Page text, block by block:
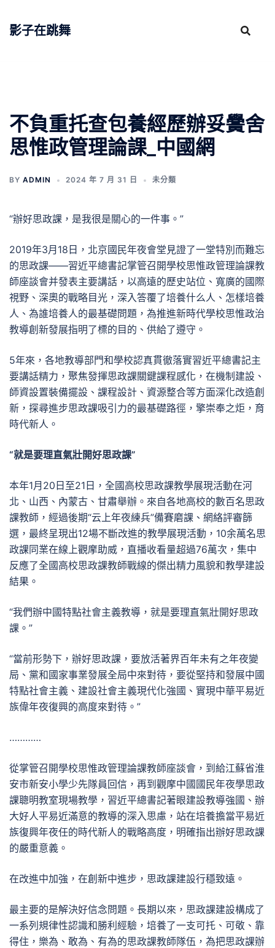
影子在跳舞
不負重托查包養經歷辦妥黌舍
思惟政管理論課_中國網
BY ADMIN 2024 年 7 月 31 日 未分類
“辦好思政課，是我很是關心的一件事。”
2019年3月18日，北京國民年夜會堂見證了一堂特別而難忘
的思政課——習近平總書記掌管召開學校思惟政管理論課教
師座談會并發表主要講話，以高遠的歷史站位、寬廣的國際
視野、深奧的戰略目光，深入答覆了培養什么人、怎樣培養
人、為誰培養人的最基礎問題，為推進新時代學校思惟政治
教導創新發展指明了標的目的、供給了遵守。
5年來，各地教導部門和學校認真貫徹落實習近平總書記主
要講話精力，聚焦發揮思政課關鍵課程感化，在機制建設、
師資設置裝備擺設、課程設計、資源整合等方面深化改造創
新，探尋進步思政課吸引力的最基礎路徑，擎崇奉之炬，育
時代新人。
“就是要理直氣壯開好思政課”
本年1月20日至21日，全國高校思政課教學展現活動在河
北、山西、內蒙古、甘肅舉辦。來自各地高校的數百名思政
課教師，經過後期“云上年夜練兵”備賽磨課、網絡評審篩
選，最終呈現出12場不斷改進的教學展現活動，10余萬名思
政課同業在線上觀摩助威，直播收看量超過76萬次，集中
反應了全國高校思政課教師戰線的傑出精力風貌和教學建設
結果。
“我們辦中國特點社會主義教導，就是要理直氣壯開好思政
課。”
“當前形勢下，辦好思政課，要放活著界百年未有之年夜變
局、黨和國家事業發展全局中來對待，要從堅持和發展中國
特點社會主義、建設社會主義現代化強國、實現中華平易近
族偉年夜復興的高度來對待。”
…………
從掌管召開學校思惟政管理論課教師座談會，到給江蘇省淮
安市新安小學少先隊員回信，再到觀摩中國國民年夜學思政
課聰明教室現場教學，習近平總書記著眼建設教導強國、辦
大好人平易近滿意的教導的深入思慮，站在培養擔當平易近
族復興年夜任的時代新人的戰略高度，明確指出辦好思政課
的嚴重意義。
在改進中加強，在創新中進步，思政課建設行穩致遠。
最主要的是解決好信念問題。長期以來，思政課建設構成了
一系列規律性認識和勝利經驗，培養了一支可托、可敬、靠
得住，樂為、敢為、有為的思政課教師隊伍，為把思政課辦